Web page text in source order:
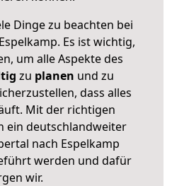
Dinge zu beachten bei
Es ist wichtig,
um alle Aspekte des
zu planen und zu
dass alles
Mit der richtigen
ein deutschlandweiter
nach Espelkamp
werden und dafür
wir.